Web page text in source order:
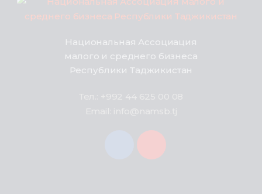
Национальная Ассоциация
малого и среднего бизнеса
Республики Таджикистан